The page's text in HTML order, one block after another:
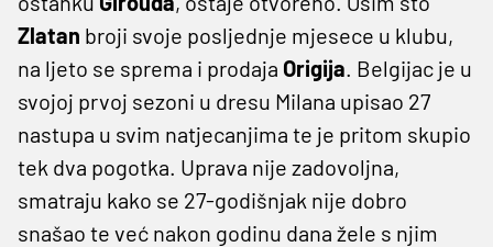
Zlatan broji svoje posljednje mjesece u klubu,
na ljeto se sprema i prodaja Origija. Belgijac je u
svojoj prvoj sezoni u dresu Milana upisao 27
nastupa u svim natjecanjima te je pritom skupio
tek dva pogotka. Uprava nije zadovoljna,
smatraju kako se 27-godišnjak nije dobro
snašao te već nakon godinu dana žele s njim